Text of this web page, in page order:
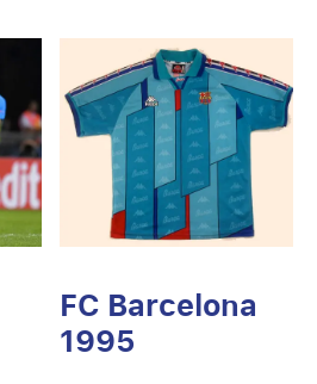
FC Barcelona
1995